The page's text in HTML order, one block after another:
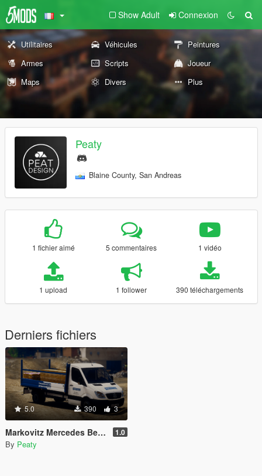
Show Adult Connexion
Utilitaires Véhicules
Peintures
Armes
Scripts
Joueur
Maps
Divers Plus
Peaty
Blaine County, San Andreas
1 fichier aimé 5 commentaires 1 vidéo
1 upload 1 follower 390 téléchargements
Derniers fichiers
5.0 390 3
Markovitz Mercedes Benz Sprinter Livery 1.0
By Peaty